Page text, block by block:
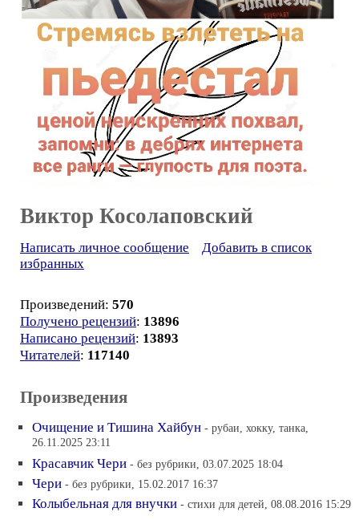
Виктор Косолаповский
Написать личное сообщение
Добавить в список
избранных
Произведений: 570
Получено рецензий: 13896
Написано рецензий: 13893
Читателей: 117140
Произведения
Очищение и Тишина Хайбун - рубаи, хокку, танка,
26.11.2025 23:11
Красавчик Чери - без рубрики, 03.07.2025 18:04
Чери - без рубрики, 15.02.2017 16:37
Колыбельная для внучки - стихи для детей, 08.08.2016 15:29